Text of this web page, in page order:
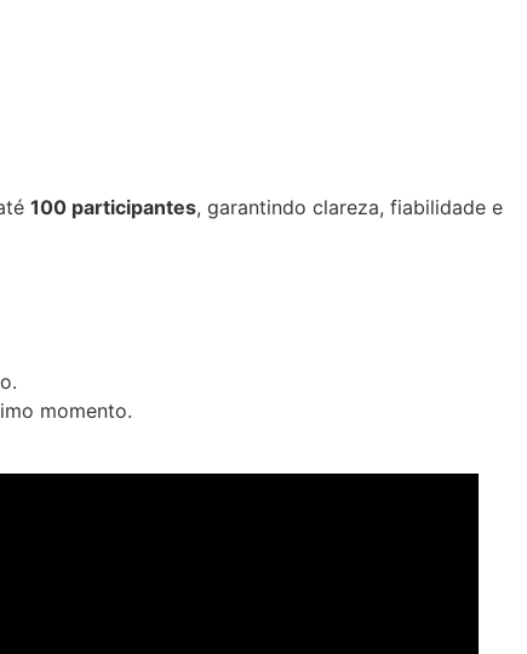
100 participantes, garantindo clareza, fiabilidade e
momento.